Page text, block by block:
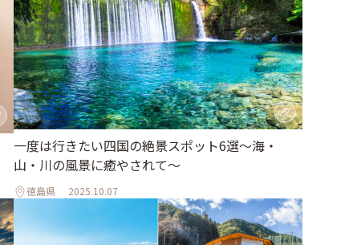
一度は行きたい四国の絶景スポット6選〜海・
山・川の風景に癒やされて〜
徳島県 2025.10.07